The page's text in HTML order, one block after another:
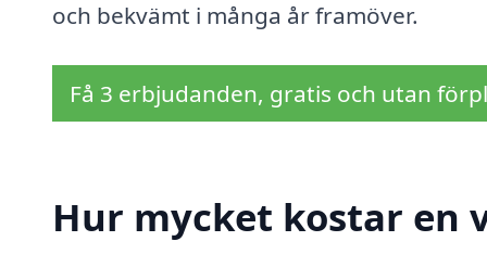
och bekvämt i många år framöver.
Få 3 erbjudanden, gratis och utan
Hur mycket kostar en